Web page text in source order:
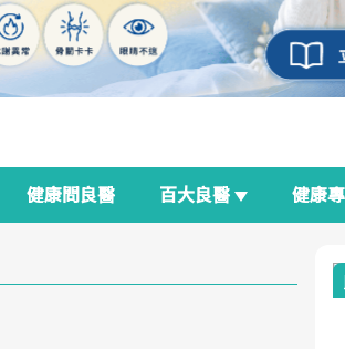
健康問良醫 百大良醫 健康